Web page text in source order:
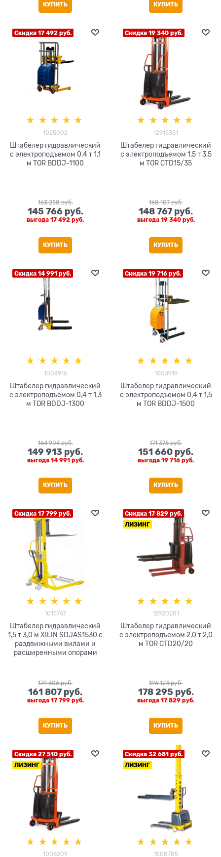
КУПИТЬ КУПИТЬ
Скидка 17 492 руб.
1025002
Штабелер гидравлический
с электроподъемом 0,4 т 1,1
м TOR BDDJ-1100
163 258 руб.
145 766 руб.
выгода 17 492 руб.
КУПИТЬ
Скидка 19 340 руб.
12915351
Штабелер гидравлический
с электроподъемом 1,5 т 3,5
м TOR CTD15/35
168 107 руб.
148 767 руб.
выгода 19 340 руб.
КУПИТЬ
Скидка 14 991 руб.
1004916
Штабелер гидравлический
с электроподъемом 0,4 т 1,3
м TOR BDDJ-1300
164 904 руб.
149 913 руб.
выгода 14 991 руб.
КУПИТЬ
Скидка 19 716 руб.
1004919
Штабелер гидравлический
с электроподъемом 0,4 т 1,5
м TOR BDDJ-1500
171 376 руб.
151 660 руб.
выгода 19 716 руб.
КУПИТЬ
Скидка 17 799 руб.
1015747
Штабелер гидравлический
1,5 т 3,0 м XILIN SDJAS1530 с
раздвижными вилами и
расширенными опорами
179 606 руб.
161 807 руб.
выгода 17 799 руб.
КУПИТЬ
Скидка 17 829 руб.
ЛИЗИНГ
12920201
Штабелер гидравлический
с электроподъемом 2,0 т 2,0
м TOR CTD20/20
196 124 руб.
178 295 руб.
выгода 17 829 руб.
КУПИТЬ
Скидка 27 510 руб.
ЛИЗИНГ
1006209
Скидка 32 681 руб.
ЛИЗИНГ
1008785